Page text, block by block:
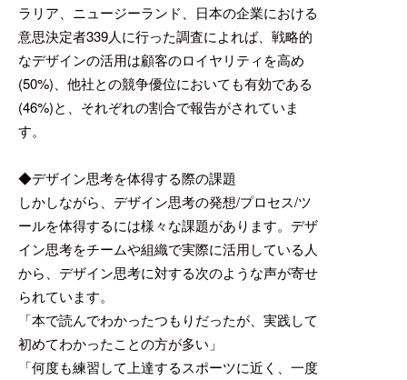
ラリア、ニュージーランド、日本の企業における
意思決定者339人に行った調査によれば、戦略的
なデザインの活用は顧客のロイヤリティを高め
(50%)、他社との競争優位においても有効である
(46%)と、それぞれの割合で報告がされていま
す。
◆デザイン思考を体得する際の課題
しかしながら、デザイン思考の発想/プロセス/ツ
ールを体得するには様々な課題があります。デザ
イン思考をチームや組織で実際に活用している人
から、デザイン思考に対する次のような声が寄せ
られています。
「本で読んでわかったつもりだったが、実践して
初めてわかったことの方が多い」
「何度も練習して上達するスポーツに近く、一度